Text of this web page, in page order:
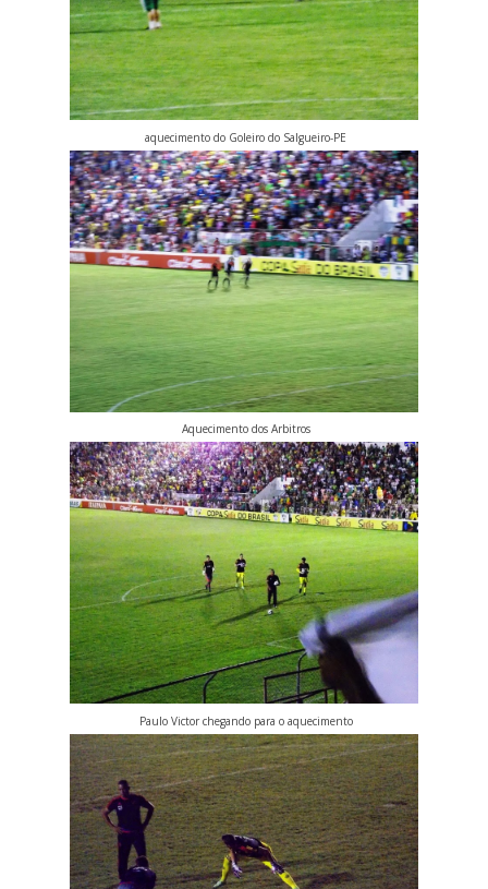
aquecimento do Goleiro do Salgueiro-PE
Aquecimento dos Arbitros
Paulo Victor chegando para o aquecimento